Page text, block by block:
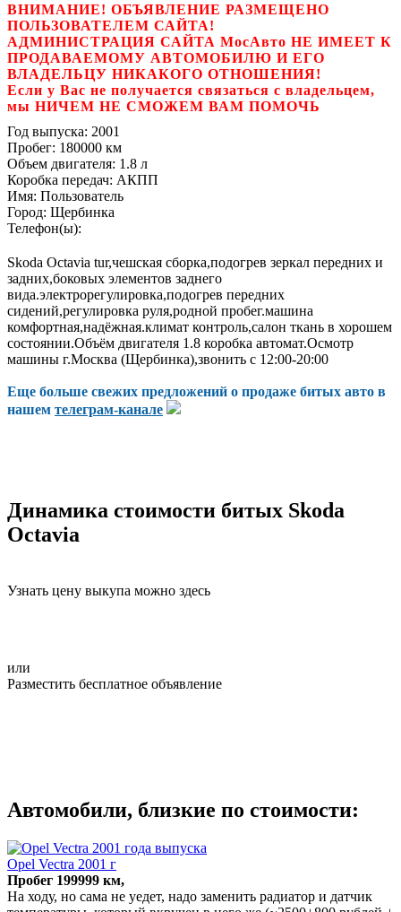
ВНИМАНИЕ! ОБЪЯВЛЕНИЕ РАЗМЕЩЕНО
ПОЛЬЗОВАТЕЛЕМ САЙТА!
АДМИНИСТРАЦИЯ САЙТА МосАвто НЕ ИМЕЕТ К
ПРОДАВАЕМОМУ АВТОМОБИЛЮ И ЕГО
ВЛАДЕЛЬЦУ НИКАКОГО ОТНОШЕНИЯ!
Если у Вас не получается связаться с владельцем,
мы НИЧЕМ НЕ СМОЖЕМ ВАМ ПОМОЧЬ
Год выпуска: 2001
Пробег: 180000 км
Объем двигателя: 1.8 л
Коробка передач: АКПП
Имя: Пользователь
Город: Щербинка
Телефон(ы):
Skoda Octavia tur,чешская сборка,подогрев зеркал передних и
задних,боковых элементов заднего
вида.электрорегулировка,подогрев передних
сидений,регулировка руля,родной пробег.машина
комфортная,надёжная.климат контроль,салон ткань в хорошем
состоянии.Объём двигателя 1.8 коробка автомат.Осмотр
машины г.Москва (Щербинка),звонить с 12:00-20:00
Еще больше свежих предложений о продаже битых авто в
нашем телеграм-канале
Динамика стоимости битых Skoda
Octavia
Узнать цену выкупа можно здесь
или
Разместить бесплатное объявление
Автомобили, близкие по стоимости:
Opel Vectra 2001 г
Пробег 199999 км,
На ходу, но сама не уедет, надо заменить радиатор и датчик